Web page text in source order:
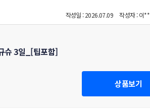
작성일 : 2026.07.09 작성자 : 이**
슈 3일_[팁포함]
상품보기